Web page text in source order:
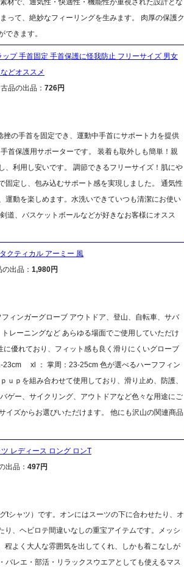
材で、通気性・快適性・機能性が重視された設計とな
って、絶妙なフィーリングを生みます。 肉厚の保護ク
できます。
プ 手首固定 手首保護に怪我防止 フリーサイズ 男女
どオススメ
品の出品： 726円
の手首を固定でき、運動中手首にサポート力を提供
首保護用サポーターです。 装着も取外しも簡単！親
利用し安いです。 調節できるフリーサイズ！肌にや
固定し、包み込むサポート感を実現しました。 通気性
運動を楽しめます。水洗いできていつも清潔にお使い
道、バスケットボールなどが好きなお客様にオスス
クティカル アーミー 風
出品： 1,980円
ィンガーグローブ アウトドア、登山、自転車、サバ
レーニングなど あらゆる場面でご使用していただけ
に優れており、フィット感も良く滑りにくいグローブ
xl ： 掌周：23-25cm 色が選べるハーフフィン
ｐを組み合わせて使用しており、滑り止め、防護、
ゲー、サイクリング、アウトドアなど色々な用途にご
イズからお選びいただけます。 他にも沢山の関連商品
レディース ロング ロンT
出品： 497円
tシャツ）です。オンにはスーツの下に合わせたり、オ
り、ヘビロテ間違いなしの重宝アイテムです。メッシ
程よく大人な雰囲気を出してくれ、しかも着こなしが
レエ・部活・リラックスウエアとしても使えるマス